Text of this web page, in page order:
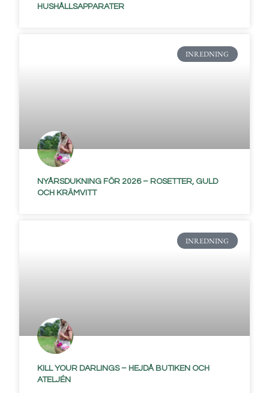
HUSHÅLLSAPPARATER
INREDNING
NYÅRSDUKNING FÖR 2026 – ROSETTER, GULD
OCH KRÄMVITT
INREDNING
KILL YOUR DARLINGS – HEJDÅ BUTIKEN OCH
ATELJÉN